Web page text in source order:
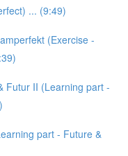
... (9:49)
(Exercise -
Futur II (Learning part -
part - Future &